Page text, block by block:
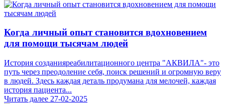
Когда личный опыт становится вдохновением
для помощи тысячам людей
История созданияреабилитационного центра "АКВИЛА"- это
путь через преодоление себя, поиск решений и огромную веру
в людей. Здесь каждая деталь продумана для мелочей, каждая
история пациента...
Читать далее 27-02-2025